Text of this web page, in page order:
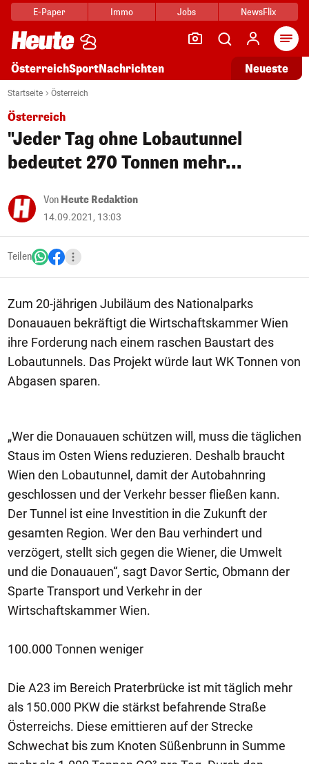
E-Paper Immo Jobs NewsFlix
ÖsterreichSportNachrichten Neueste
Startseite Österreich
Österreich
"Jeder Tag ohne Lobautunnel
bedeutet 270 Tonnen mehr...
Von Heute Redaktion
14.09.2021, 13:03
Teilen
Zum 20-jährigen Jubiläum des Nationalparks
Donauauen bekräftigt die Wirtschaftskammer Wien
ihre Forderung nach einem raschen Baustart des
Lobautunnels. Das Projekt würde laut WK Tonnen von
Abgasen sparen.
„Wer die Donauauen schützen will, muss die täglichen
Staus im Osten Wiens reduzieren. Deshalb braucht
Wien den Lobautunnel, damit der Autobahnring
geschlossen und der Verkehr besser fließen kann.
Der Tunnel ist eine Investition in die Zukunft der
gesamten Region. Wer den Bau verhindert und
verzögert, stellt sich gegen die Wiener, die Umwelt
und die Donauauen“, sagt Davor Sertic, Obmann der
Sparte Transport und Verkehr in der
Wirtschaftskammer Wien.
100.000 Tonnen weniger
Die A23 im Bereich Praterbrücke ist mit täglich mehr
als 150.000 PKW die stärkst befahrende Straße
Österreichs. Diese emittieren auf der Strecke
Schwechat bis zum Knoten Süßenbrunn in Summe